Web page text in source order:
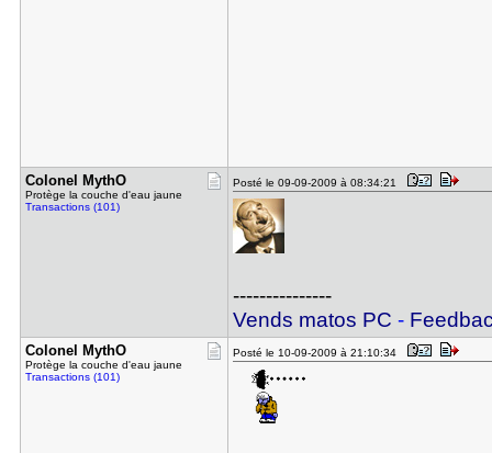
Colonel My​thO
Protège la couche d'eau jaune
Transactions (101)
Posté le 09-09-2009 à 08:34:21
---------------
Vends matos PC -
Colonel My​thO
Protège la couche d'eau jaune
Transactions (101)
Posté le 10-09-2009 à 21:10:34